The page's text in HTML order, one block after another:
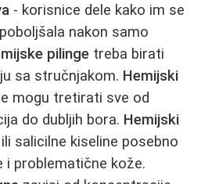
- korisnice dele kako im se
nakon samo
pilinge treba birati
sa stručnjakom. Hemijski
mogu tretirati sve od
do dubljih bora. Hemijski
salicilne kiseline posebno
i problematične kože.